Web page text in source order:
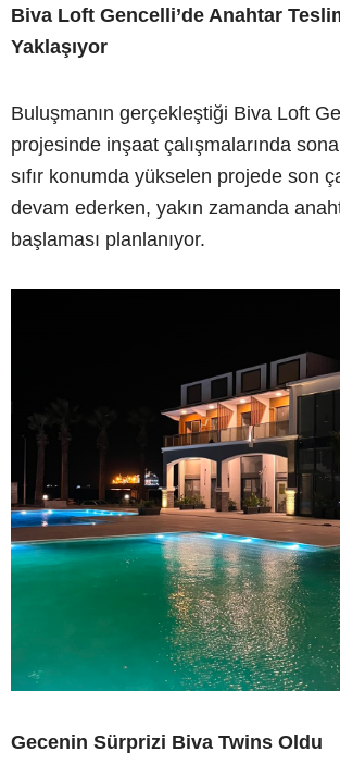
Biva Loft Gencelli’de Anahtar
Yaklaşıyor
Buluşmanın gerçekleştiği Biva Loft
projesinde inşaat çalışmalarında
sıfır konumda yükselen projede son
devam ederken, yakın zamanda
başlaması planlanıyor.
Gecenin Sürprizi Biva Twins Oldu